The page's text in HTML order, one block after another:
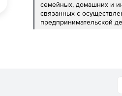
семейных, домашних и
связанных с
предпринимательской